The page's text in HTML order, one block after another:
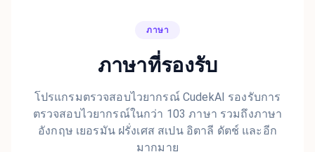
ภาษา
ภาษาที่รองรับ
โปรแกรมตรวจสอบไวยากรณ์ CudekAI รองรับการ
ตรวจสอบไวยากรณ์ในกว่า 103 ภาษา รวมถึงภาษา
อังกฤษ เยอรมัน ฝรั่งเศส สเปน อิตาลี ดัตช์ และอีก
มากมาย